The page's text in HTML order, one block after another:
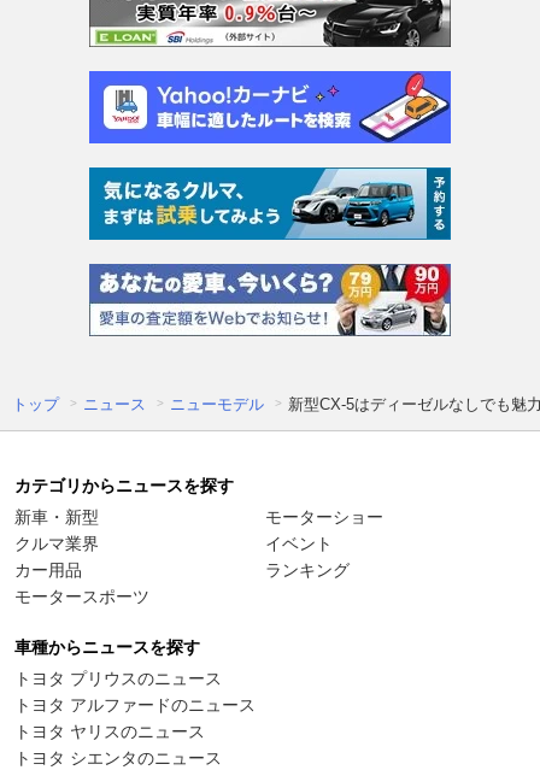
トップ ニュース ニューモデル 新型CX-5はディーゼルなしでも魅
カテゴリからニュースを探す
新車・新型
クルマ業界
カー用品
モータースポーツ
モーターショー
イベント
ランキング
車種からニュースを探す
トヨタ プリウスのニュース
トヨタ アルファードのニュース
トヨタ ヤリスのニュース
トヨタ シエンタのニュース